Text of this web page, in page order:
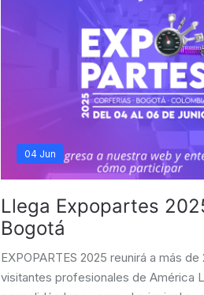
04 Jun
Llega Expopartes
Bogotá
EXPOPARTES 2025 reunirá a más de
visitantes profesionales de América